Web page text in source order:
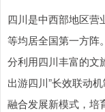
四川是中西部地区营
等均居全国第一方阵
分利用四川丰富的文
出游四川”长效联动
融合发展新模式，培